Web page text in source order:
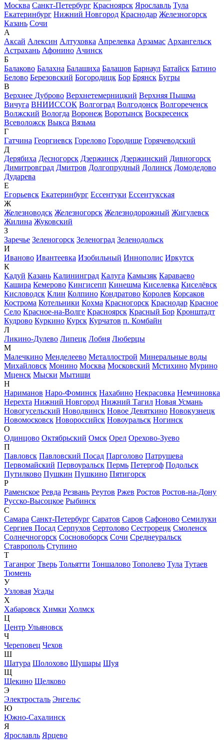
Москва Санкт-Петербург Красноярск Ярославль Тула
Екатеринбург Нижний Новгород Краснодар Железногорск
Казань Сочи
А
Аксай Алексин Алтуховка Апрелевка Арзамас Архангельск
Астрахань Афонино Ачинск
Б
Балаково Балахна Балашиха Балашов Барнаул Батайск Батино
Белово Березовский Богородицк Бор Брянск Бугры
В
Верхнее Дуброво Верхнетемерницкий Верхняя Пышма
Вичуга ВНИИССОК Волгоград Волгодонск Волгореченск
Волжский Вологда Воронеж Воротынск Воскресенск
Всеволожск Выкса Вязьма
Г
Гатчина Георгиевск Горелово Городище Горячеводский
Д
Дерябиха Десногорск Дзержинск Дзержинский Дивногорск
Димитровград Дмитров Долгопрудный Долинск Домодедово
Дударева
Е
Егорьевск Екатеринбург Ессентуки Ессентукская
Ж
Железноводск Железногорск Железнодорожный Жигулевск
Жилина Жуковский
З
Заречье Зеленогорск Зеленоград Зеленодольск
И
Иваново Ивантеевка Изобильный Иннополис Иркутск
К
Кадуй Казань Калининград Калуга Камызяк Караваево
Кашира Кемерово Кингисепп Кинешма Киселевка Киселёвск
Кисловодск Клин Колпино Кондратово Королев Корсаков
Кострома Котельники Кохма Красногорск Краснодар Красное
Село Красное-на-Волге Красноярск Красный Бор Кронштадт
Кудрово Куркино Курск Курчатов п. Комбайн
Л
Ликино-Дулево Липецк Лобня Люберцы
М
Малечкино Менделеево Металлострой Минеральные воды
Михайловск Монино Москва Московский Мстихино Мурино
Мценск Мыски Мытищи
Н
Нариманов Наро-Фоминск Нахабино Некрасовка Немчиновка
Нерехта Нижний Новгород Нижний Тагил Новая Усмань
Новогусельский Новодвинск Новое Девяткино Новокузнецк
Новомосковск Новороссийск Новоуральск Ногинск
О
Одинцово Октябрьский Омск Орел Орехово-Зуево
П
Павловск Павловский Посад Парголово Патрушева
Первомайский Первоуральск Пермь Петергоф Подольск
Путилково Пушкин Пушкино Пятигорск
Р
Раменское Ревда Резвань Реутов Ржев Ростов Ростов-на-Дону
Русско-Высоцкое Рыбинск
С
Самара Санкт-Петербург Саратов Саров Сафоново Семилуки
Сергиев Посад Серпухов Сертолово Сестрорецк Смоленск
Солнечногорск Сосновоборск Сочи Среднеуральск
Ставрополь Ступино
Т
Таганрог Тверь Тольятти Тоншалово Тополево Тула Тутаев
Тюмень
У
Узловая Усады
Х
Хабаровск Химки Холмск
Ц
Центр Ульяновск
Ч
Череповец Чехов
Ш
Шатура Шолохово Шушары Шуя
Щ
Щекино Щелково
Э
Электросталь Энгельс
Ю
Южно-Сахалинск
Я
Ярославль Ярцево